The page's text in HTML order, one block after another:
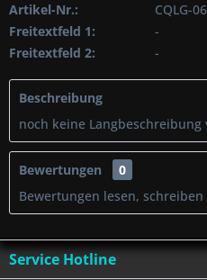
Artikel-Nr.:
CQLG-
Freitextfeld 1:
-
Freitextfeld 2:
-
Beschreibung
noch keine Langbeschreibung
Bewertungen
0
Bewertungen lesen,
Service Hotline